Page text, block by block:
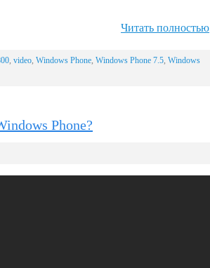
Читать полностью
, video, Windows Phone, Windows Phone 7.5, Windows
Phone?